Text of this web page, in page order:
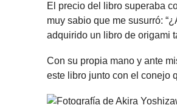
El precio del libro superaba
muy sabio que me susurró:
adquirido un libro de origami
Con su propia mano y ante
este libro junto con el conejo